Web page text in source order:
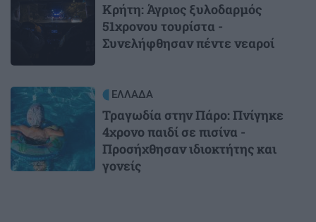
Κρήτη: Άγριος ξυλοδαρμός
51χρονου τουρίστα -
Συνελήφθησαν πέντε νεαροί
Image ΕΛΛΑΔΑ
Τραγωδία στην Πάρο: Πνίγηκε
4χρονο παιδί σε πισίνα -
Προσήχθησαν ιδιοκτήτης και
γονείς